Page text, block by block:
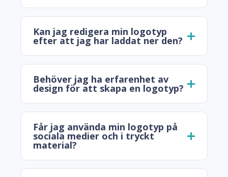
Kan jag redigera min logotyp
efter att jag har laddat ner den?
Behöver jag ha erfarenhet av
design för att skapa en logotyp?
Får jag använda min logotyp på
sociala medier och i tryckt
material?